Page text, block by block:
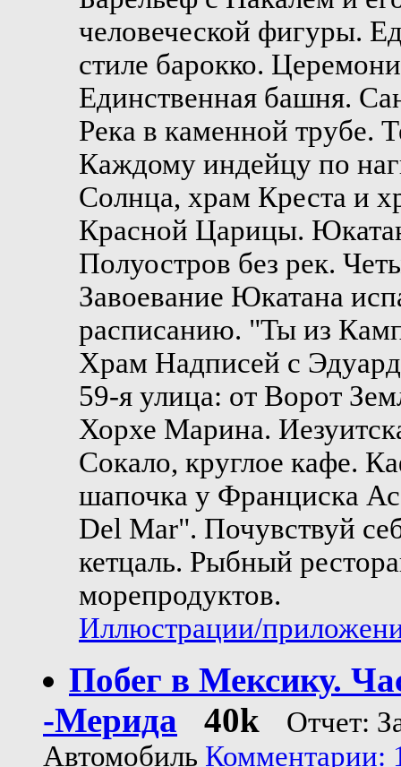
человеческой фигуры.
стиле барокко.
Единственная башня.
Река в каменной трубе.
Каждому индейцу по
Солнца, храм Креста и
Красной Царицы.
Полуостров без рек.
Завоевание Юкатана
расписанию. "Ты из
Храм Надписей с
59-я улица: от Ворот
Хорхе Марина.
Сокало, круглое кафе.
шапочка у Франциска
Del Mar". Почувствуй
кетцаль. Рыбный
морепродуктов.
Иллюстрации/
Побег в Мексику.
-Мерида
40k
Отчет:
Автомобиль Комментарии: